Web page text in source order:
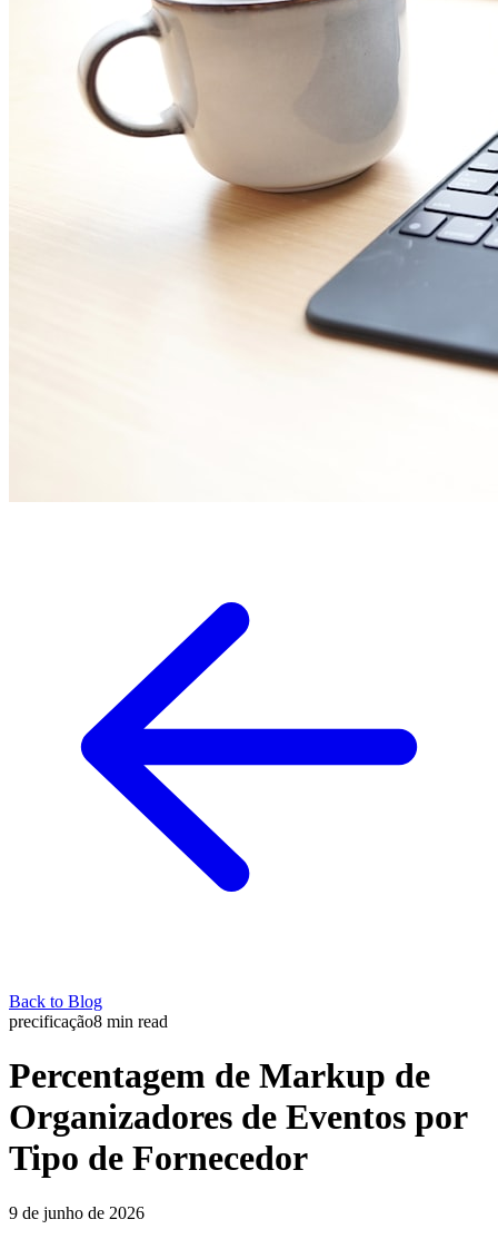
Back to Blog
precificação8 min read
Percentagem de Markup de
Organizadores de Eventos por
Tipo de Fornecedor
9 de junho de 2026